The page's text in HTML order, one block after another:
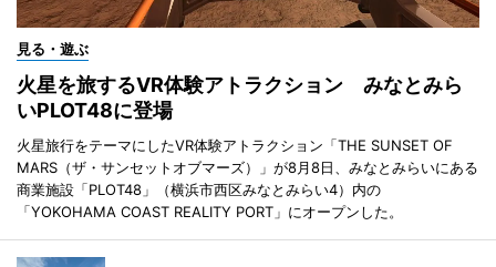
見る・遊ぶ
火星を旅するVR体験アトラクション みなとみら
いPLOT48に登場
火星旅行をテーマにしたVR体験アトラクション「THE SUNSET OF
MARS（ザ・サンセットオブマーズ）」が8月8日、みなとみらいにある
商業施設「PLOT48」（横浜市西区みなとみらい4）内の
「YOKOHAMA COAST REALITY PORT」にオープンした。